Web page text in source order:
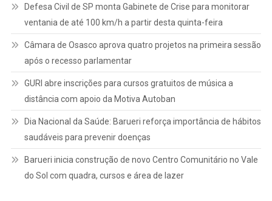
Defesa Civil de SP monta Gabinete de Crise para monitorar
ventania de até 100 km/h a partir desta quinta-feira
Câmara de Osasco aprova quatro projetos na primeira sessão
após o recesso parlamentar
GURI abre inscrições para cursos gratuitos de música a
distância com apoio da Motiva Autoban
Dia Nacional da Saúde: Barueri reforça importância de hábitos
saudáveis para prevenir doenças
Barueri inicia construção de novo Centro Comunitário no Vale
do Sol com quadra, cursos e área de lazer